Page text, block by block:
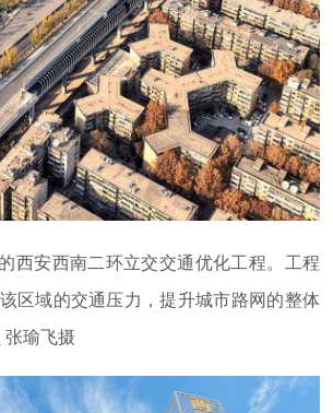
西安西南二环立交交通优化工程。工程
区域的交通压力，提升城市路网的整体
张瑜飞摄